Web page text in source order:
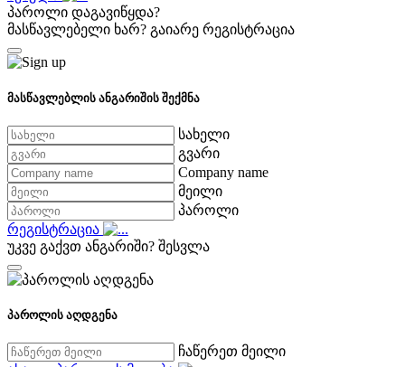
პაროლი დაგავიწყდა?
მასწავლებელი ხარ? გაიარე რეგისტრაცია
მასწავლებლის ანგარიშის შექმნა
სახელი
გვარი
Company name
მეილი
პაროლი
რეგისტრაცია
უკვე გაქვთ ანგარიში? შესვლა
პაროლის აღდგენა
ჩაწერეთ მეილი